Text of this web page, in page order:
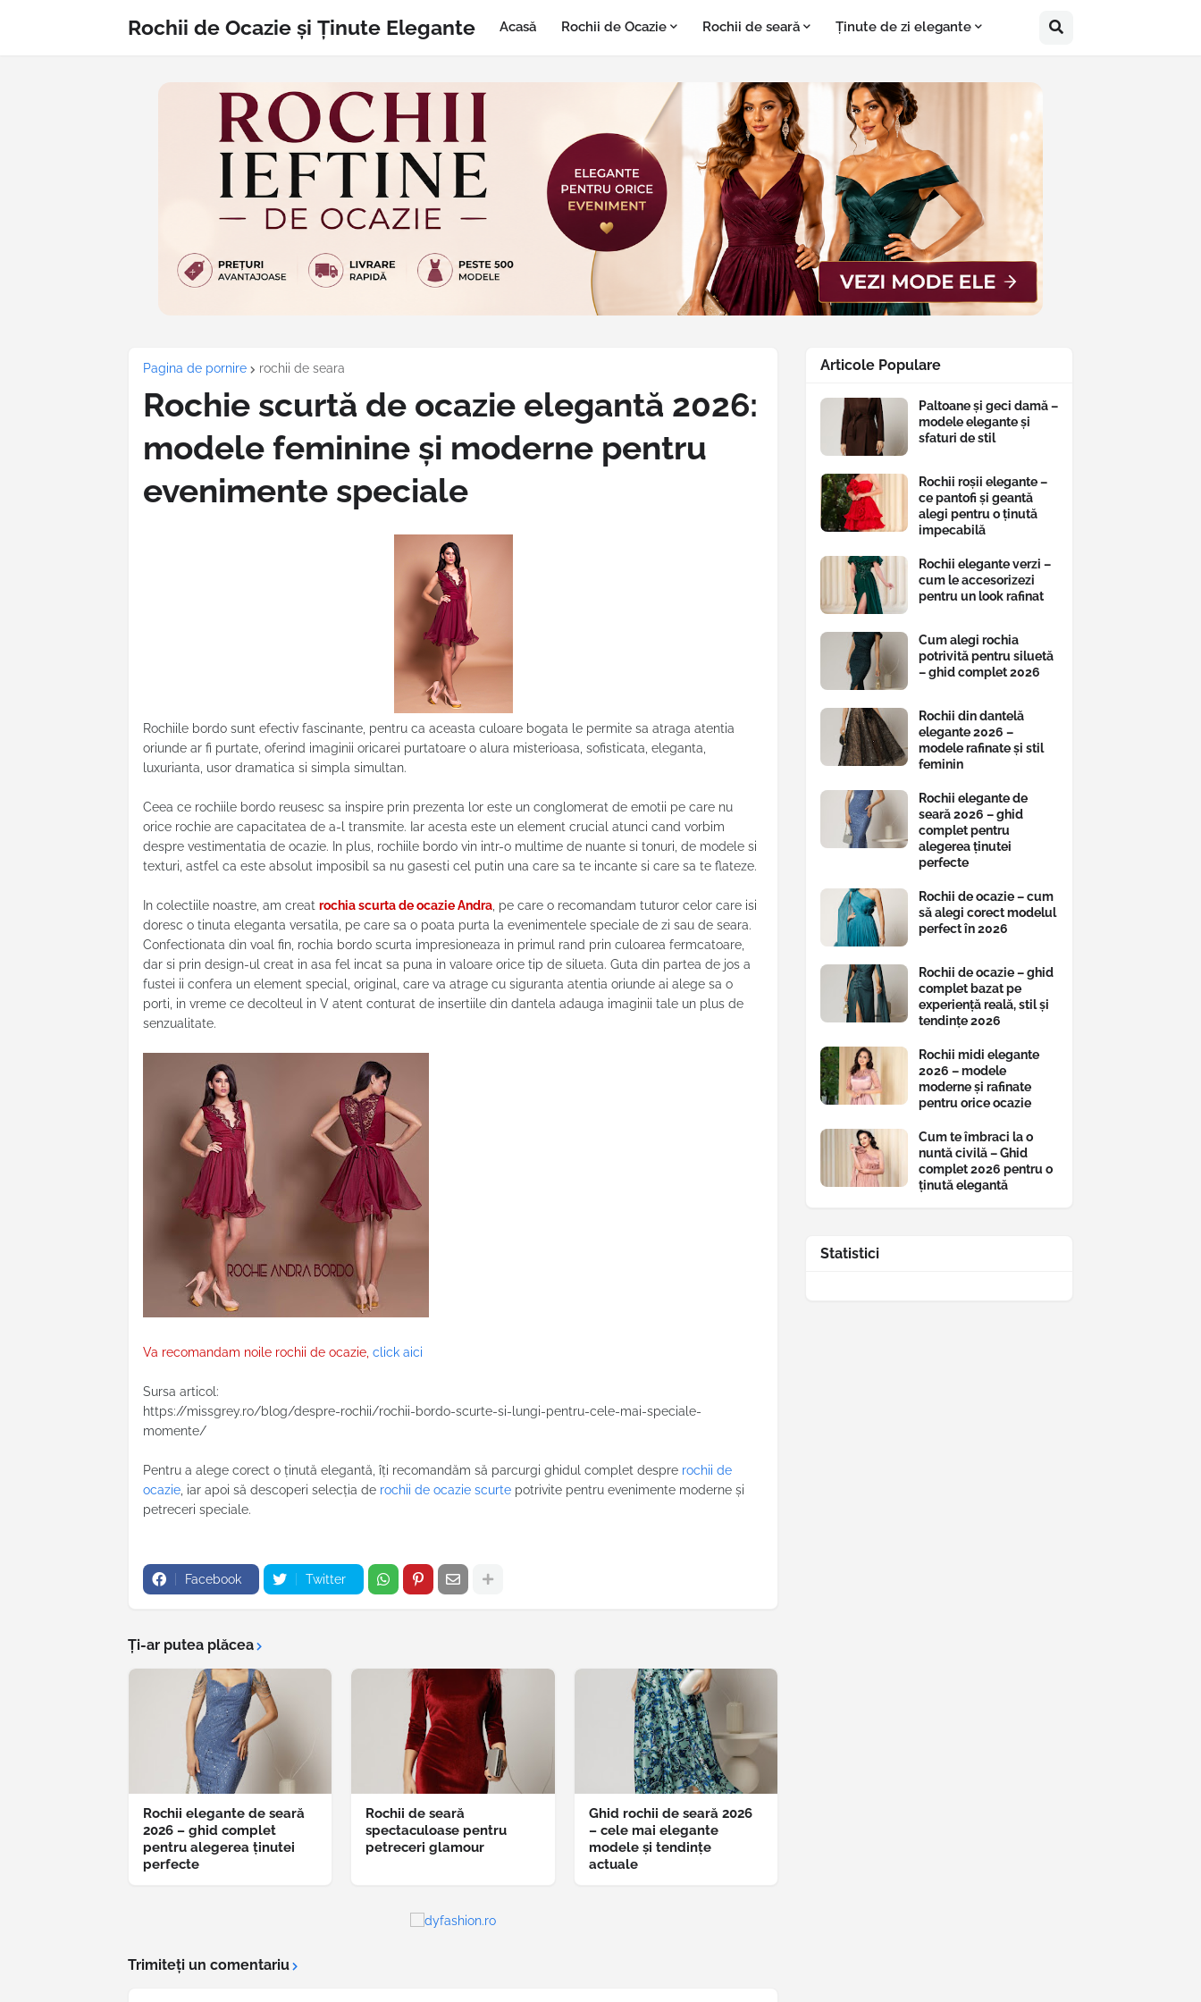
Rochii de Ocazie și Ținute Elegante Acasă Rochii de Ocazie Rochii de seară Ținute de zi elegante
Pagina de pornire rochii de seara
Rochie scurtă de ocazie elegantă 2026:
modele feminine și moderne pentru
evenimente speciale
Rochiile bordo sunt efectiv fascinante, pentru ca aceasta culoare bogata le permite sa atraga atentia
oriunde ar fi purtate, oferind imaginii oricarei purtatoare o alura misterioasa, sofisticata, eleganta,
luxurianta, usor dramatica si simpla simultan.
Ceea ce rochiile bordo reusesc sa inspire prin prezenta lor este un conglomerat de emotii pe care nu
orice rochie are capacitatea de a-l transmite. Iar acesta este un element crucial atunci cand vorbim
despre vestimentatia de ocazie. In plus, rochiile bordo vin intr-o multime de nuante si tonuri, de modele si
texturi, astfel ca este absolut imposibil sa nu gasesti cel putin una care sa te incante si care sa te flateze.
In colectiile noastre, am creat rochia scurta de ocazie Andra , pe care o recomandam tuturor celor care isi
doresc o tinuta eleganta versatila, pe care sa o poata purta la evenimentele speciale de zi sau de seara.
Confectionata din voal fin, rochia bordo scurta impresioneaza in primul rand prin culoarea fermcatoare,
dar si prin design-ul creat in asa fel incat sa puna in valoare orice tip de silueta. Guta din partea de jos a
fustei ii confera un element special, original, care va atrage cu siguranta atentia oriunde ai alege sa o
porti, in vreme ce decolteul in V atent conturat de insertiile din dantela adauga imaginii tale un plus de
senzualitate.
Va recomandam noile rochii de ocazie, click aici
Sursa articol:
https://missgrey.ro/blog/despre-rochii/rochii-bordo-scurte-si-lungi-pentru-cele-mai-speciale-
momente/
Pentru a alege corect o ținută elegantă, îți recomandăm să parcurgi ghidul complet despre rochii de
ocazie , iar apoi să descoperi selecția de rochii de ocazie scurte potrivite pentru evenimente moderne și
petreceri speciale.
Facebook Twitter
Ți-ar putea plăcea
Rochii elegante de seară
2026 – ghid complet
pentru alegerea ținutei
perfecte
Rochii de seară
spectaculoase pentru
petreceri glamour
Ghid rochii de seară 2026
– cele mai elegante
modele și tendințe
actuale
Trimiteți un comentariu
Articole Populare
Paltoane și geci damă –
modele elegante și
sfaturi de stil
Rochii roșii elegante –
ce pantofi și geantă
alegi pentru o ținută
impecabilă
Rochii elegante verzi –
cum le accesorizezi
pentru un look rafinat
Cum alegi rochia
potrivită pentru siluetă
– ghid complet 2026
Rochii din dantelă
elegante 2026 –
modele rafinate și stil
feminin
Rochii elegante de
seară 2026 – ghid
complet pentru
alegerea ținutei
perfecte
Rochii de ocazie – cum
să alegi corect modelul
perfect în 2026
Rochii de ocazie – ghid
complet bazat pe
experiență reală, stil și
tendințe 2026
Rochii midi elegante
2026 – modele
moderne și rafinate
pentru orice ocazie
Cum te îmbraci la o
nuntă civilă – Ghid
complet 2026 pentru o
ținută elegantă
Statistici